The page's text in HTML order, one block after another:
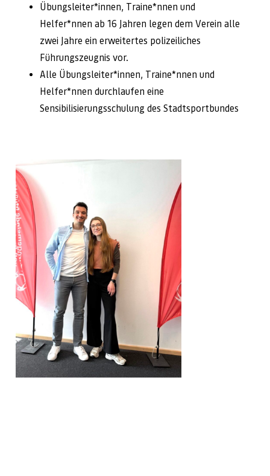
Übungsleiter*innen, Traine*nnen und
Helfer*nnen ab 16 Jahren legen dem Verein alle
zwei Jahre ein erweitertes polizeiliches
Führungszeugnis vor.
Alle Übungsleiter*innen, Traine*nnen und
Helfer*nnen durchlaufen eine
Sensibilisierungsschulung des Stadtsportbundes